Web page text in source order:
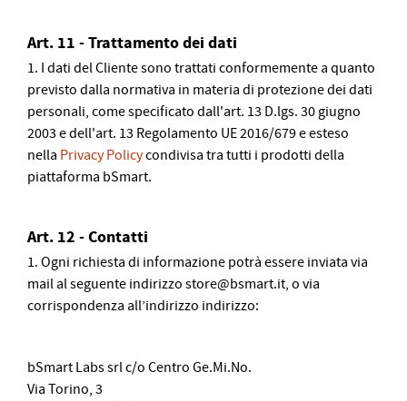
Art. 11 - Trattamento dei dati
1. I dati del Cliente sono trattati conformemente a quanto
previsto dalla normativa in materia di protezione dei dati
personali, come specificato dall'art. 13 D.lgs. 30 giugno
2003 e dell'art. 13 Regolamento UE 2016/679 e esteso
nella Privacy Policycondivisa tra tutti i prodotti della
piattaforma bSmart.
Art. 12 - Contatti
1. Ogni richiesta di informazione potrà essere inviata via
mail al seguente indirizzo store@bsmart.it, o via
corrispondenza all’indirizzo indirizzo:
bSmart Labs srl c/o Centro Ge.Mi.No.
Via Torino, 3